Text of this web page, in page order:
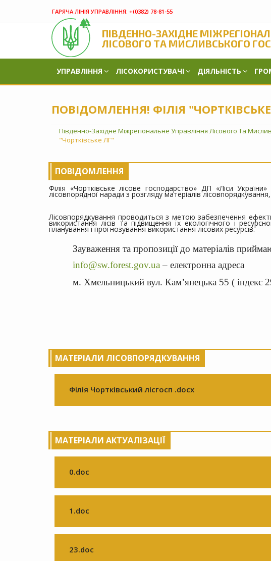
ГАРЯЧА ЛІНІЯ УПРАВЛІННЯ: +(‎0382) 78-81-55
ПІВДЕННО-ЗАХІДНЕ
ЛІСОВОГО ТА МИСЛИВСЬКОГО
УПРАВЛІННЯ ЛІСОКОРИСТУВАЧІ ДІЯЛЬНІСТЬ
ПОВІДОМЛЕННЯ! ФІЛІЯ
Південно-Західне Міжрегіональне Управління Лісового Та
"Чортківське ЛГ"
ПОВІДОМЛЕННЯ
Філія «Чортківське лісове господарство» ДП «Ліси
лісовпорядної наради з розгляду матеріалів
Лісовпорядкування проводиться з метою забезпечення
використання лісів та підвищення їх екологічного і
планування і прогнозування використання лісових ресурсів.
Зауваження та пропозиції до матеріалів
info@sw.forest.gov.ua – електронна адреса
м. Хмельницький вул. Кам’янецька 55 ( індекс
МАТЕРІАЛИ ЛІСОВПОРЯДКУВАННЯ
Філія Чортківський лісгосп .docx
МАТЕРІАЛИ АКТУАЛІЗАЦІЇ
0.doc
1.doc
23.doc